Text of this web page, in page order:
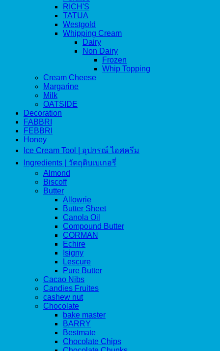
RICH'S
TATUA
Westgold
Whipping Cream
Dairy
Non Dairy
Frozen
Whip Topping
Cream Cheese
Margarine
Milk
OATSIDE
Decoration
FABBRI
FEBBRI
Honey
Ice Cream Tool | อุปกรณ์ ไอศครีม
Ingredients | วัตถุดิบเบเกอรี่
Almond
Biscoff
Butter
Allowrie
Butter Sheet
Canola Oil
Compound Butter
CORMAN
Echire
Isigny
Lescure
Pure Butter
Cacao Nibs
Candies Fruites
cashew nut
Chocolate
bake master
BARRY
Bestmate
Chocolate Chips